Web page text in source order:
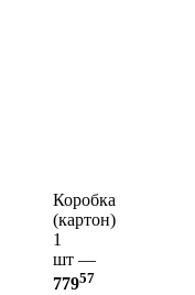
Коробка
(картон)
1
шт —
77957